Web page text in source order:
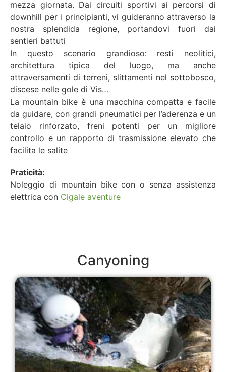
mezza giornata. Dai circuiti sportivi ai percorsi di
downhill per i principianti, vi guideranno attraverso la
nostra splendida regione, portandovi fuori dai
sentieri battuti
In questo scenario grandioso: resti neolitici,
architettura tipica del luogo, ma anche
attraversamenti di terreni, slittamenti nel sottobosco,
discese nelle gole di Vis…
La mountain bike è una macchina compatta e facile
da guidare, con grandi pneumatici per l’aderenza e un
telaio rinforzato, freni potenti per un migliore
controllo e un rapporto di trasmissione elevato che
facilita le salite
Praticità:
Noleggio di mountain bike con o senza assistenza
elettrica con Cigale aventure
Canyoning